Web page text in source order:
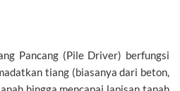
Pancang (Pile Driver) berfungsi
tiang (biasanya dari beton,